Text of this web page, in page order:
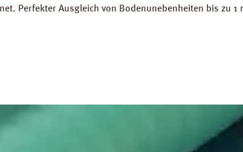
Perfekter Ausgleich von Bodenunebenheiten bis zu 1
Dichte: 25 kg/m³. FCKW- und HFCKW-frei. Ökologisch